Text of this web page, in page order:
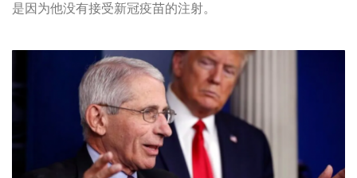
是因为他没有接受新冠疫苗的注射。